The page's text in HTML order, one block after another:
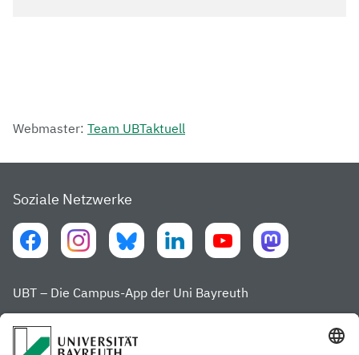
Webmaster: Team UBTaktuell
Soziale Netzwerke
UBT – Die Campus-App der Uni Bayreuth